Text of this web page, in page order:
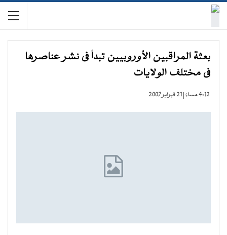
بعثة المراقبين الأوروبيين تبدأ فى نشر عناصرها
فى مختلف الولايات
4:12 مساءً | 21 فبراير 2007